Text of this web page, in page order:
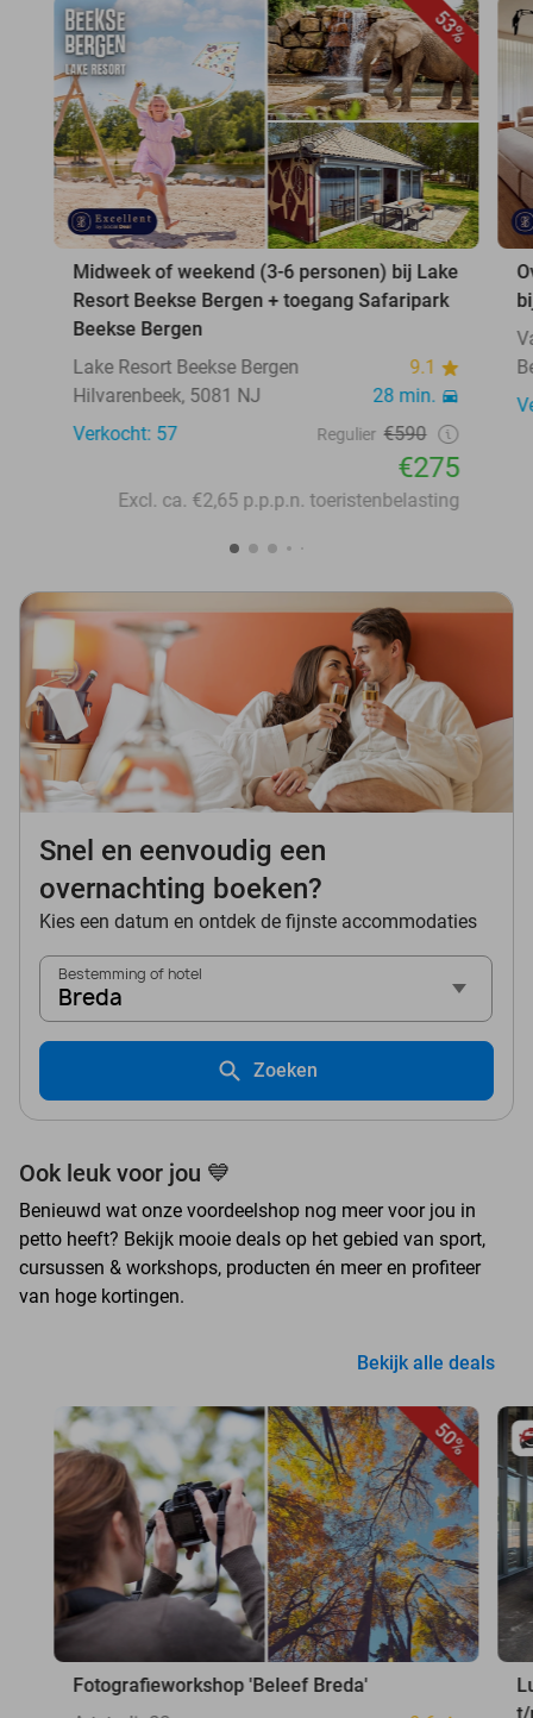
53%
Midweek of weekend (3-6 personen) bij Lake
Resort Beekse Bergen + toegang Safaripark
Beekse Bergen
Lake Resort Beekse Bergen
9.1
Hilvarenbeek, 5081 NJ
28 min.
Verkocht: 57
Regulier €590
€275
Excl. ca. €2,65 p.p.p.n. toeristenbelasting
Snel en eenvoudig een
overnachting boeken?
Kies een datum en ontdek de fijnste accommodaties
Bestemming of hotel
Breda
Zoeken
Ook leuk voor jou 💙
Benieuwd wat onze voordeelshop nog meer voor jou in
petto heeft? Bekijk mooie deals op het gebied van sport,
cursussen & workshops, producten én meer en profiteer
van hoge kortingen.
Bekijk alle deals
50%
Fotografieworkshop 'Beleef Breda'
t/